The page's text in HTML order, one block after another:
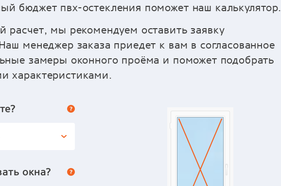
бюджет пвх-остекления поможет наш калькулятор.
расчет, мы рекомендуем оставить заявку
менеджер заказа приедет к вам в согласованное
замеры оконного проёма и поможет подобрать
характеристиками.
окна?